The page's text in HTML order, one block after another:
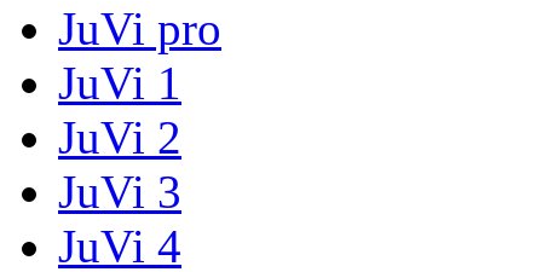
JuVi pro
JuVi 1
JuVi 2
JuVi 3
JuVi 4